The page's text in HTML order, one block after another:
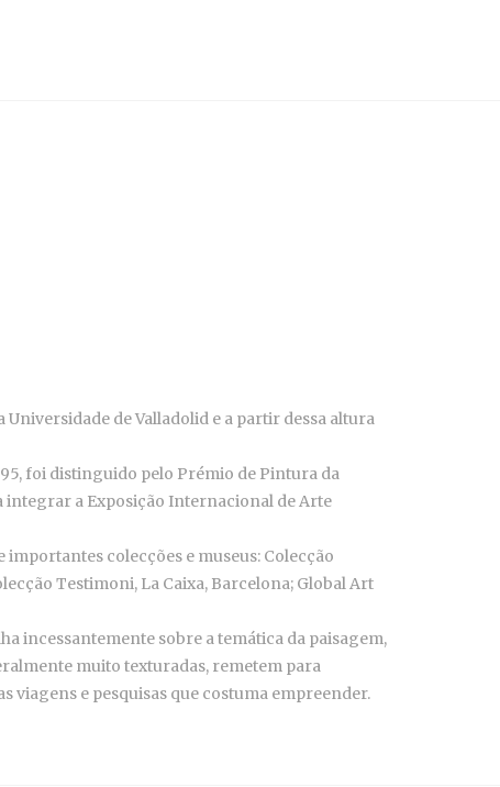
de Valladolid e a partir dessa altura
foi distinguido pelo Prémio de Pintura da
integrar a Exposição Internacional de Arte
colecções e museus: Colecção
Testimoni, La Caixa, Barcelona; Global Art
incessantemente sobre a temática da paisagem,
muito texturadas, remetem para
viagens e pesquisas que costuma empreender.